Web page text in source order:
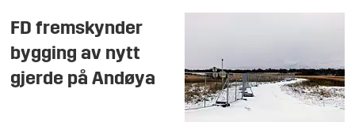
FD fremskynder
bygging av nytt
gjerde på Andøya